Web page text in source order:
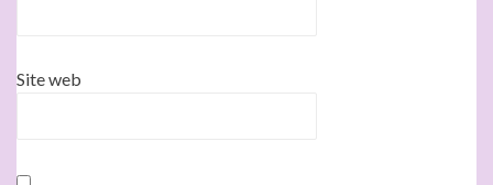
Site web